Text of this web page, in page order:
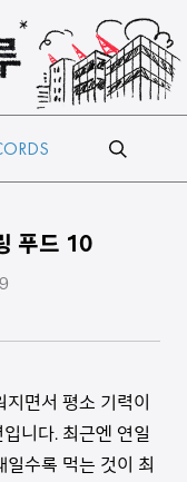
푸드 10
면서 평소 기력이
니다. 최근엔 연일
수록 먹는 것이 최